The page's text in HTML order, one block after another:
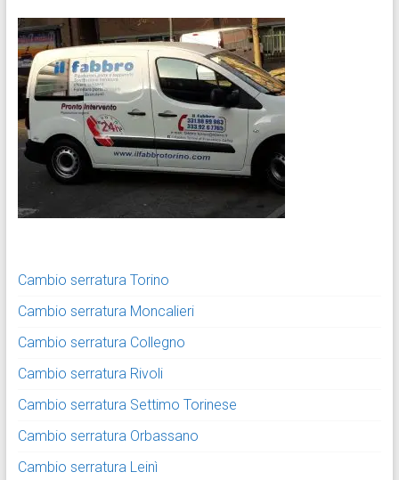
Cambio serratura Torino
Cambio serratura Moncalieri
Cambio serratura Collegno
Cambio serratura Rivoli
Cambio serratura Settimo Torinese
Cambio serratura Orbassano
Cambio serratura Leinì